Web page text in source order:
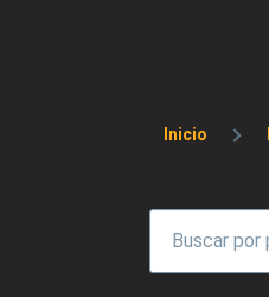
Inicio